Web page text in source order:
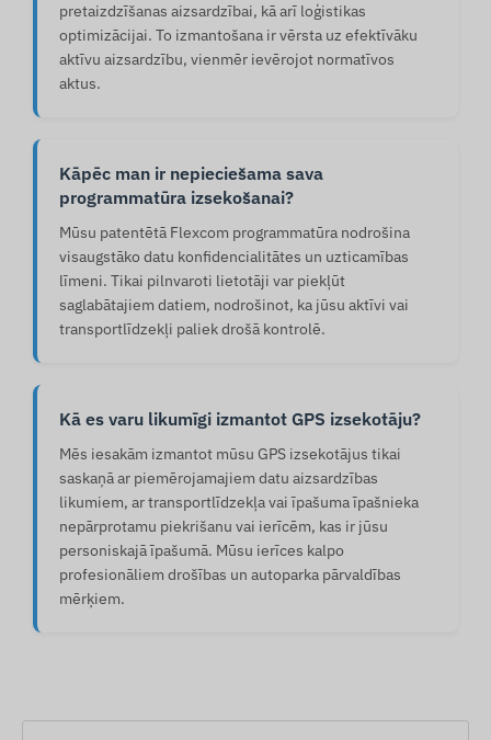
pretaizdzīšanas aizsardzībai, kā arī loģistikas
optimizācijai. To izmantošana ir vērsta uz efektīvāku
aktīvu aizsardzību, vienmēr ievērojot normatīvos
aktus.
Kāpēc man ir nepieciešama sava
programmatūra izsekošanai?
Mūsu patentētā Flexcom programmatūra nodrošina
visaugstāko datu konfidencialitātes un uzticamības
līmeni. Tikai pilnvaroti lietotāji var piekļūt
saglabātajiem datiem, nodrošinot, ka jūsu aktīvi vai
transportlīdzekļi paliek drošā kontrolē.
Kā es varu likumīgi izmantot GPS izsekotāju?
Mēs iesakām izmantot mūsu GPS izsekotājus tikai
saskaņā ar piemērojamajiem datu aizsardzības
likumiem, ar transportlīdzekļa vai īpašuma īpašnieka
nepārprotamu piekrišanu vai ierīcēm, kas ir jūsu
personiskajā īpašumā. Mūsu ierīces kalpo
profesionāliem drošības un autoparka pārvaldības
mērķiem.